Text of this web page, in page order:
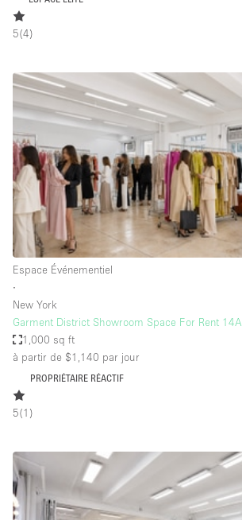
Maison / Villa / Hôtel Particulier
Restaurant / Bar / Café
Salle
Salle de Conférence
Salle de Réunion
Salon / Festival
Salon Beauté / Coiffure
Studio Photo / Tournage
Étal de Marché
Caractéristiques de l'espace
Air conditionné
Animals Friendly
Ascenseur
5(4)
Espace Événementiel
∙
New York
Garment District Showroom Space For Rent 14A
1,000 sq ft
à partir de $1,140 par jour
PROPRIÉTAIRE RÉACTIF
5(1 )